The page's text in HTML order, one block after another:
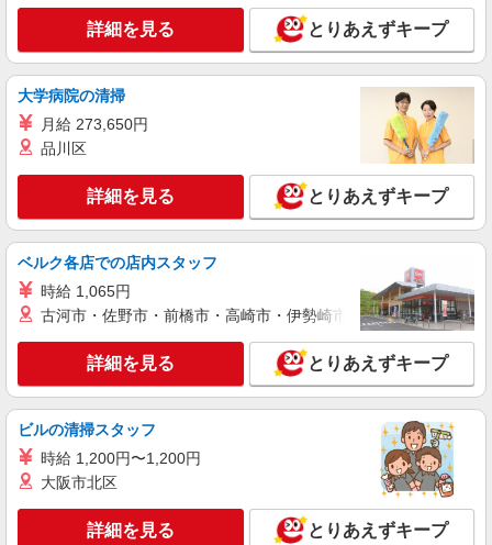
手当：職務時給の60％支給
株式会社kotrio /●SW-H1-1811464
シニア向けマンションで見守り・食事配膳など
＊川口市＊。日払可
時給1650円〜2312円 ＜日払い有/週払い有/交
キープ 詳細を見る
株式会社トラストグロース 新宿本社 第3営業部
特別養護老人ホームでの介護士
時給：初任者1550円/実務者1600円/介福1650
埼玉県川口市
キープ 詳細を見る
派遣社員
株式会社トラストグロース 新宿本社 第3営業部
有料老人ホームでの介護士
時給：初任者研修1350円〜/実務者研修1400
詳細を見る とりあえずキープ
大学病院の清掃
月給 273,650円
品川区
詳細を見る とりあえずキープ
ベルク各店での店内スタッフ
時給 1,065円
古河市・佐野市・前橋市・高崎市・伊勢崎市・太田市・館林市
詳細を見る とりあえずキープ
ビルの清掃スタッフ
時給 1,200円〜1,200円
大阪市北区
詳細を見る とりあえずキープ